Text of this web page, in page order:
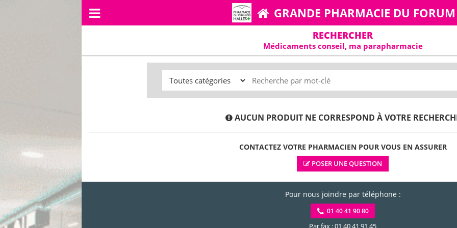
GRANDE PHARMACIE DU FORUM
RECHERCHER
Médicaments conseil, ma parapharmacie
AUCUN PRODUIT NE CORRESPOND À VOTRE
CONTACTEZ VOTRE PHARMACIEN POUR VOUS EN ASSURER
POSER UNE QUESTION
Pour nous joindre par téléphone :
01 40 41 90 80